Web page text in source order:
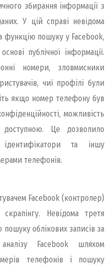
збирання інформації з
У цій справі невідома
функцію пошуку у Facebook,
публічної інформації.
номери, зловмисники
чиї профілі були
якщо номер телефону був
можливість
Це дозволило
та іншу
телефонів.
Facebook (контролер)
Невiдома третя
пошуку облiкових записiв за
Facebook шляхом
телефонiв i пошуку